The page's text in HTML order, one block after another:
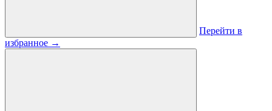
Перейти в
избранное →